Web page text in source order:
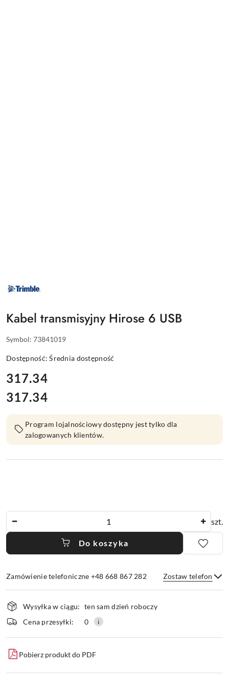
NAZWA
PRODUCENTA:
Kabel transmisyjny Hirose 6 USB
Symbol: 73841019
Dostępność:Średnia dostępność
cena:
317.34
Cena:
317.34
Program lojalnościowy dostępny jest tylko dla
zalogowanych klientów.
szt.
Do koszyka
Zamówienie telefoniczne +48 668 867 282 Zostaw telefon
Wyślij
Dostępność
i
dostawa
Wysyłka w ciągu: ten sam dzień roboczy
Cena przesyłki:
0
Pobierz produkt do PDF